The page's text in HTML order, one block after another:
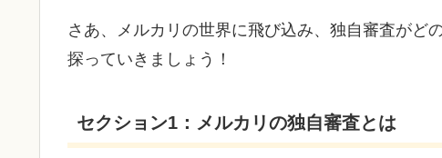
さあ、メルカリの世界に飛び込み、独自審査がど
探っていきましょう！
セクション1：メルカリの独自審査とは